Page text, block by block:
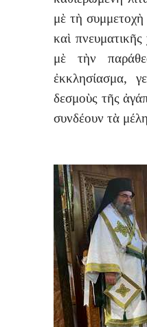
μὲ τὴ
καὶ
μὲ τὴν
ἐκκλησίασμα,
δεσμοὺς τῆς
συνδέουν τὰ